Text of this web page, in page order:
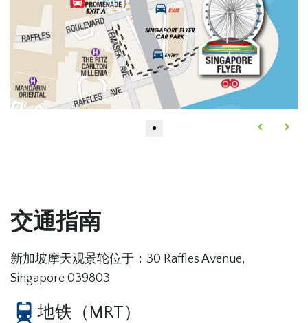
交通指南
新加坡摩天观景轮位于：30 Raffles Avenue,
Singapore 039803
地铁（MRT）